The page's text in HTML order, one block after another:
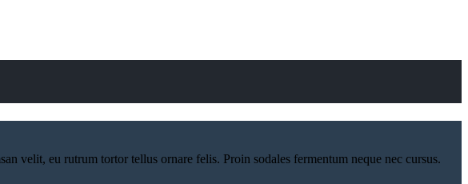
velit, eu rutrum tortor tellus ornare felis. Proin sodales fermentum neque nec cursus.